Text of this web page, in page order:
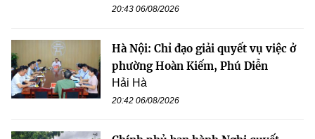
20:43 06/08/2026
Hà Nội: Chỉ đạo giải quyết vụ việc ở
phường Hoàn Kiếm, Phú Diễn
Hải Hà
20:42 06/08/2026